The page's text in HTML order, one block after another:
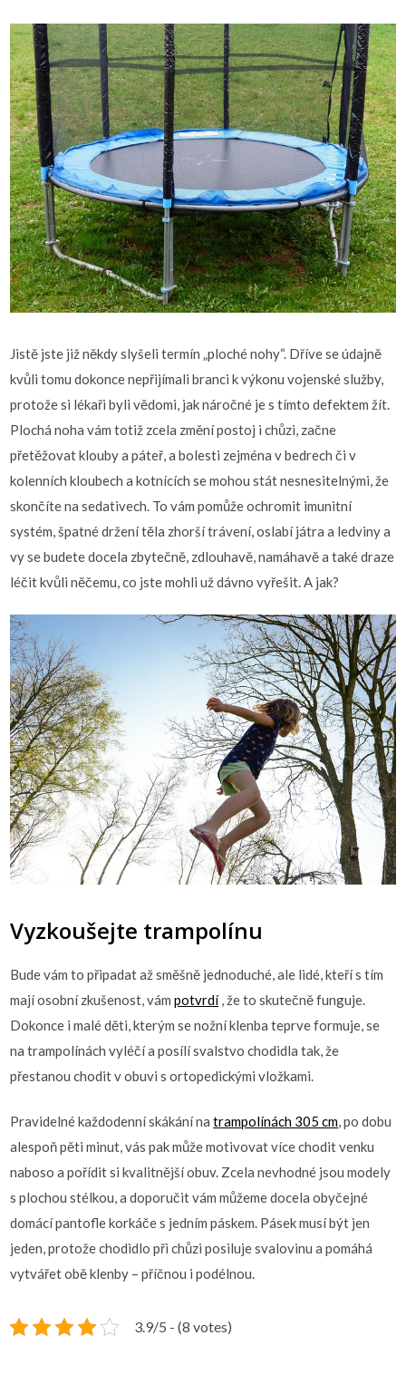
Jistě jste již někdy slyšeli termín „ploché nohy“. Dříve se údajně
kvůli tomu dokonce nepřijímali branci k výkonu vojenské služby,
protože si lékaři byli vědomi, jak náročné je s tímto defektem žít.
Plochá noha vám totiž zcela změní postoj i chůzi, začne
přetěžovat klouby a páteř, a bolesti zejména v bedrech či v
kolenních kloubech a kotnících se mohou stát nesnesitelnými, že
skončíte na sedativech. To vám pomůže ochromit imunitní
systém, špatné držení těla zhorší trávení, oslabí játra a ledviny a
vy se budete docela zbytečně, zdlouhavě, namáhavě a také draze
léčit kvůli něčemu, co jste mohli už dávno vyřešit. A jak?
Vyzkoušejte trampolínu
Bude vám to připadat až směšně jednoduché, ale lidé, kteří s tím
mají osobní zkušenost, vámpotvrdí, že to skutečně funguje.
Dokonce i malé děti, kterým se nožní klenba teprve formuje, se
na trampolínách vyléčí a posílí svalstvo chodidla tak, že
přestanou chodit v obuvi s ortopedickými vložkami.
Pravidelné každodenní skákání natrampolínách 305 cm, po dobu
alespoň pěti minut, vás pak může motivovat více chodit venku
naboso a pořídit si kvalitnější obuv. Zcela nevhodné jsou modely
s plochou stélkou, a doporučit vám můžeme docela obyčejné
domácí pantofle korkáče s jedním páskem. Pásek musí být jen
jeden, protože chodidlo při chůzi posiluje svalovinu a pomáhá
vytvářet obě klenby – příčnou i podélnou.
3.9/5 - (8 votes)